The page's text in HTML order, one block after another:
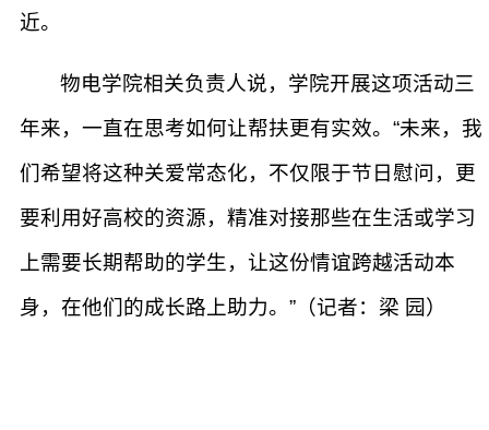
近。
物电学院相关负责人说，学院开展这项活动三
年来，一直在思考如何让帮扶更有实效。“未来，我
们希望将这种关爱常态化，不仅限于节日慰问，更
要利用好高校的资源，精准对接那些在生活或学习
上需要长期帮助的学生，让这份情谊跨越活动本
身，在他们的成长路上助力。”（记者：梁 园）